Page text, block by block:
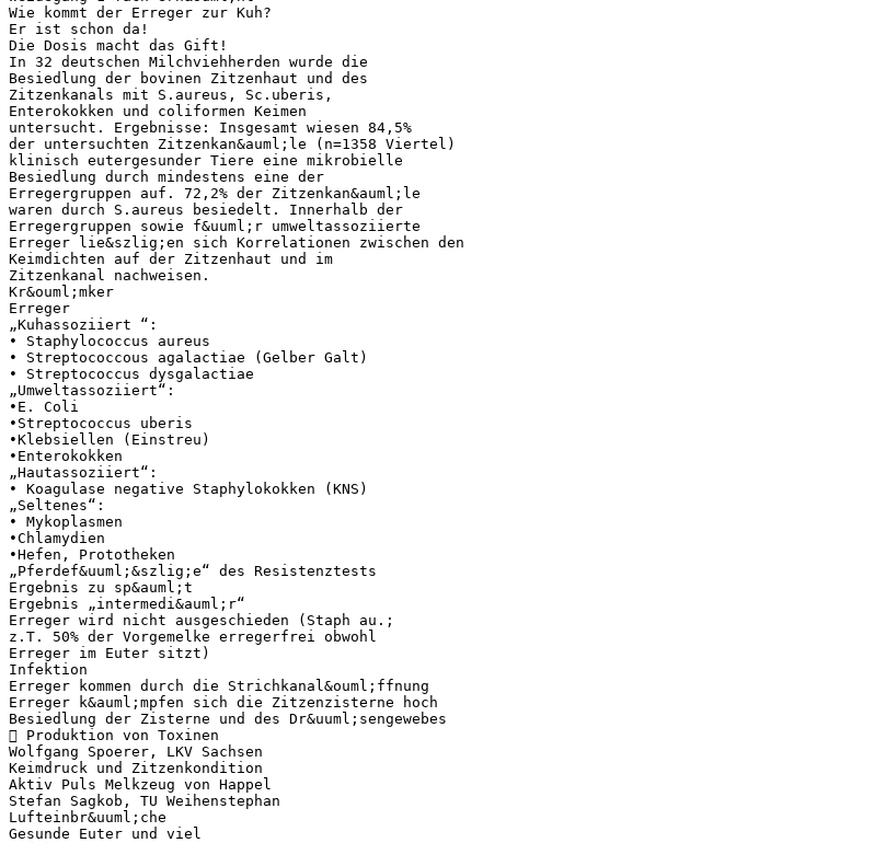
Wie kommt der Erreger zur Kuh?
Er ist schon da!
Die Dosis macht das Gift!
In 32 deutschen Milchviehherden wurde die
Besiedlung der bovinen Zitzenhaut und des
Zitzenkanals mit S.aureus, Sc.uberis,
Enterokokken und coliformen Keimen
untersucht. Ergebnisse: Insgesamt wiesen 84,5%
der untersuchten Zitzenkan&auml;le (n=1358 Viertel)
klinisch eutergesunder Tiere eine mikrobielle
Besiedlung durch mindestens eine der
Erregergruppen auf. 72,2% der Zitzenkan&auml;le
waren durch S.aureus besiedelt. Innerhalb der
Erregergruppen sowie f&uuml;r umweltassoziierte
Erreger lie&szlig;en sich Korrelationen zwischen den
Keimdichten auf der Zitzenhaut und im
Zitzenkanal nachweisen.
Kr&ouml;mker
Erreger
„Kuhassoziiert “:
• Staphylococcus aureus
• Streptococcous agalactiae (Gelber Galt)
• Streptococcus dysgalactiae
„Umweltassoziiert“:
•E. Coli
•Streptococcus uberis
•Klebsiellen (Einstreu)
•Enterokokken
„Hautassoziiert“:
• Koagulase negative Staphylokokken (KNS)
„Seltenes“:
• Mykoplasmen
•Chlamydien
•Hefen, Prototheken
„Pferdef&uuml;&szlig;e“ des Resistenztests
Ergebnis zu sp&auml;t
Ergebnis „intermedi&auml;r“
Erreger wird nicht ausgeschieden (Staph au.;
z.T. 50% der Vorgemelke erregerfrei obwohl
Erreger im Euter sitzt)
Infektion
Erreger kommen durch die Strichkanal&ouml;ffnung
Erreger k&auml;mpfen sich die Zitzenzisterne hoch
Besiedlung der Zisterne und des Dr&uuml;sengewebes
 Produktion von Toxinen
Wolfgang Spoerer, LKV Sachsen
Keimdruck und Zitzenkondition
Aktiv Puls Melkzeug von Happel
Stefan Sagkob, TU Weihenstephan
Lufteinbr&uuml;che
Gesunde Euter und viel